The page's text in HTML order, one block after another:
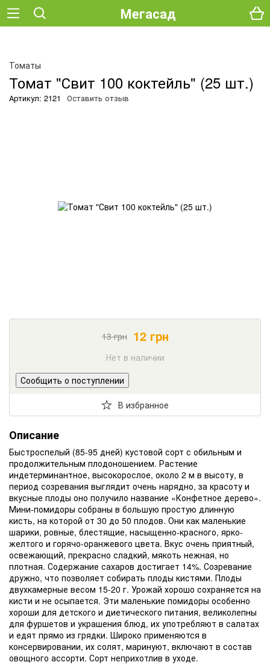
Мегасад
Томаты
Томат "Свит 100 коктейль" (25 шт.)
Артикул: 2121 Оставить отзыв
13грн 12грн
Нет в наличии
Сообщить о поступлении
В избранное
Описание
Быстроспелый (85-95 дней) кустовой сорт с обильным и
продолжительным плодоношением. Растение
индетерминантное, высокорослое, около 2 м в высоту, в
период созревания выглядит очень нарядно, за красоту и
вкусные плоды оно получило название «Конфетное дерево».
Мини-помидоры собраны в большую простую длинную
кисть, на которой от 30 до 50 плодов. Они как маленькие
шарики, ровные, блестящие, насыщенно-красного, ярко-
желтого и горячо-оранжевого цвета. Вкус очень приятный,
освежающий, прекрасно сладкий, мякоть нежная, но
плотная. Содержание сахаров достигает 14%. Созревание
дружно, что позволяет собирать плоды кистями. Плоды
двухкамерные весом 15-20 г. Урожай хорошо сохраняется на
кисти и не осыпается. Эти маленькие помидоры особенно
хороши для детского и диетического питания, великолепны
для фуршетов и украшения блюд, их употребляют в салатах
и едят прямо из грядки. Широко применяются в
консервировании, их солят, маринуют, включают в состав
овощного ассорти. Сорт неприхотлив в уходе.